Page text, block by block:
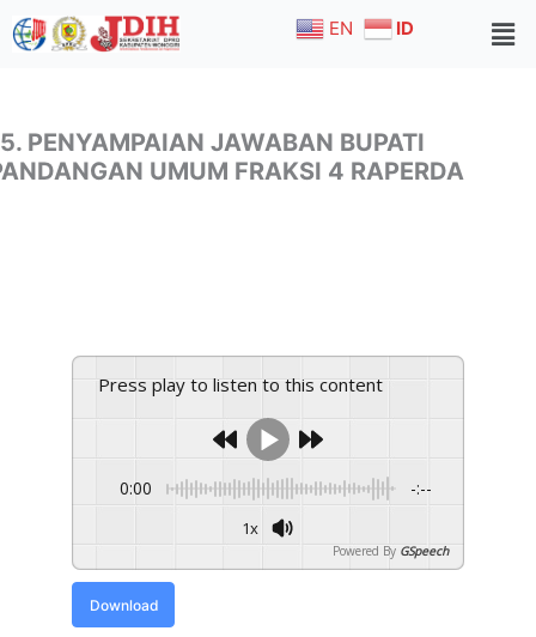
to
EN ID
PENYAMPAIAN JAWABAN BUPATI
UMUM FRAKSI 4 RAPERDA
Press play to listen to this content
0:00 -:--
1x
Powered By GSpeech
Download